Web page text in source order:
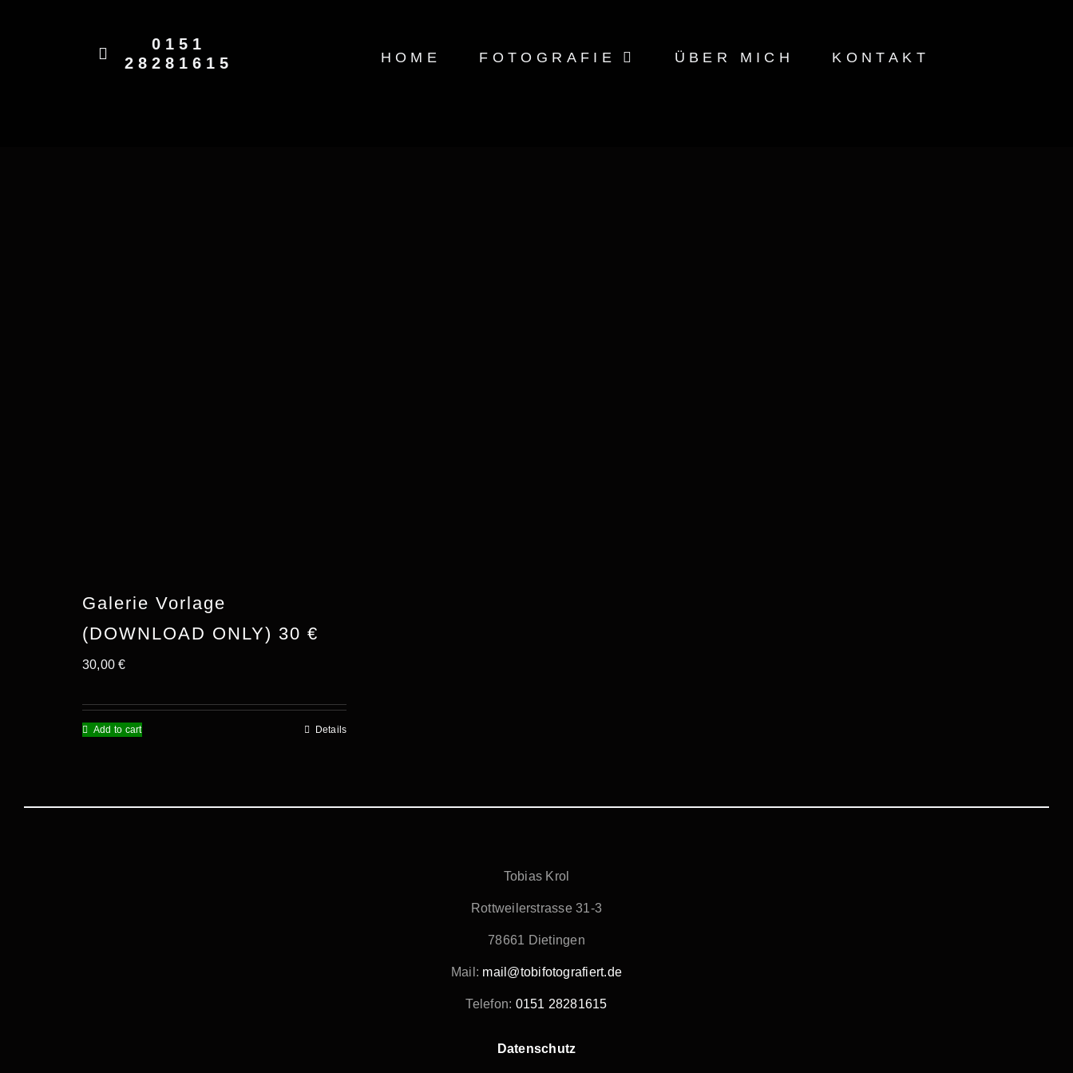
0151
28281615
HOME FOTOGRAFIE ÜBER MICH KONTAKT
Galerie Vorlage
(DOWNLOAD ONLY) 30 €
30,00€
Add to cart Details
Tobias Krol
Rottweilerstrasse 31-3
78661 Dietingen
Mail: mail@tobifotografiert.de
Telefon: 0151 28281615
Datenschutz